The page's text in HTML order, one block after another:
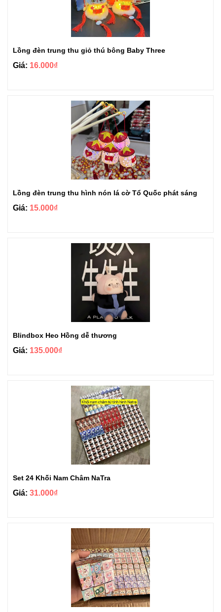
Lồng đèn trung thu giỏ thú bông Baby Three
Giá: 16.000₫
Lồng đèn trung thu hình nón lá cờ Tổ Quốc phát sáng
Giá: 15.000₫
Blindbox Heo Hồng dễ thương
Giá: 135.000₫
Set 24 Khối Nam Châm NaTra
Giá: 31.000₫